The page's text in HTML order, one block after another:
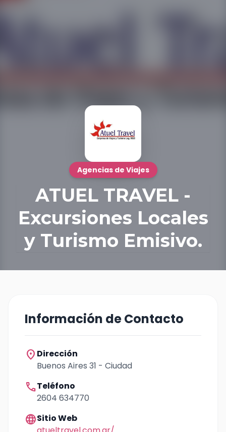
Agencias de Viajes
ATUEL TRAVEL -
Excursiones Locales
y Turismo Emisivo.
Información de Contacto
location_on Dirección
Buenos Aires 31 - Ciudad
callTeléfono
2604 634770
languageSitio Web